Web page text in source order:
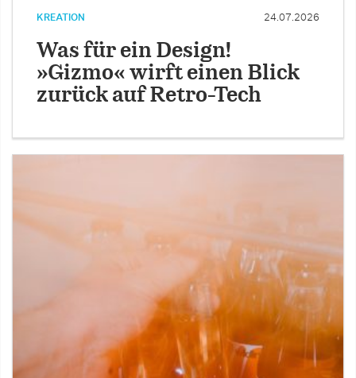
KREATION 24.07.2026
Was für ein Design!
»Gizmo« wirft einen Blick
zurück auf Retro-Tech